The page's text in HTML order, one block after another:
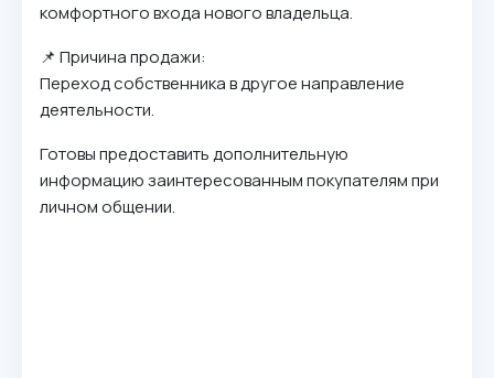
комфортного входа нового владельца.
📌 Причина продажи:
Переход собственника в другое направление
деятельности.
Готовы предоставить дополнительную
информацию заинтересованным покупателям при
личном общении.